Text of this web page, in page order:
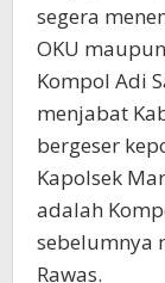
segera
OKU
Kompol Adi
menjabat
bergeser
Kapolsek
adalah
sebelumnya
Rawas.